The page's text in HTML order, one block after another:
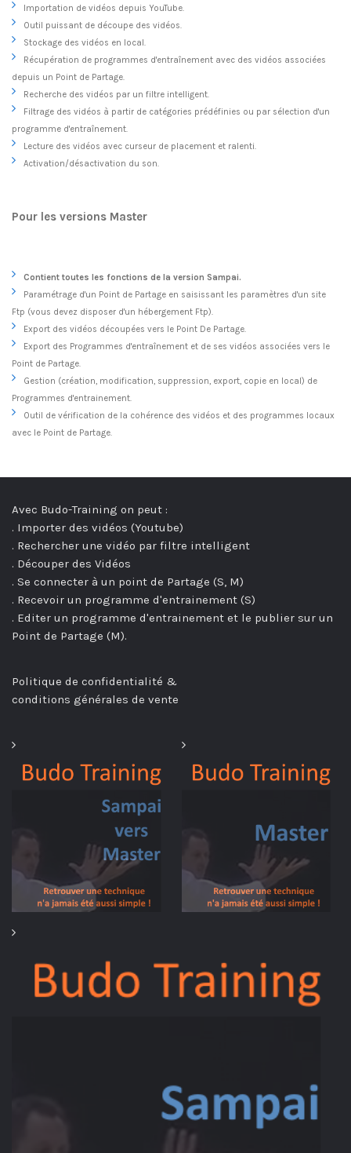
Importation de vidéos depuis YouTube.
Outil puissant de découpe des vidéos.
Stockage des vidéos en local.
Récupération de programmes d'entraînement avec des vidéos associées
depuis un Point de Partage.
Recherche des vidéos par un filtre intelligent.
Filtrage des vidéos à partir de catégories prédéfinies ou par sélection d'un
programme d'entraînement.
Lecture des vidéos avec curseur de placement et ralenti.
Activation/désactivation du son.
Pour les versions Master
Contient toutes les fonctions de la version Sampai.
Paramétrage d'un Point de Partage en saisissant les paramètres d'un site
Ftp (vous devez disposer d'un hébergement Ftp).
Export des vidéos découpées vers le Point De Partage.
Export des Programmes d'entraînement et de ses vidéos associées vers le
Point de Partage.
Gestion (création, modification, suppression, export, copie en local) de
Programmes d'entrainement.
Outil de vérification de la cohérence des vidéos et des programmes locaux
avec le Point de Partage.
Avec Budo-Training on peut :
. Importer des vidéos (Youtube)
. Rechercher une vidéo par filtre intelligent
. Découper des Vidéos
. Se connecter à un point de Partage (S, M)
. Recevoir un programme d'entrainement (S)
. Editer un programme d'entrainement et le publier sur un
Point de Partage (M).
Politique de confidentialité &
conditions générales de vente